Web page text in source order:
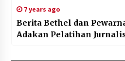
7 years ago
Berita Bethel dan
Adakan Pelatihan